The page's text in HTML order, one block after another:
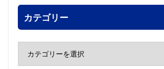
カテゴリー